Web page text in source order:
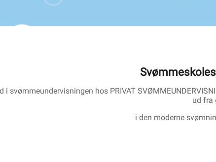
i svømmeundervisningen hos PRIVAT
ud fra
i den moderne